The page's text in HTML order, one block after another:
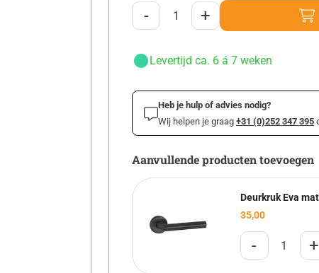
- +
Levertijd ca. 6 á 7 weken
Heb je hulp of advies nodig?
Wij helpen je graag +31 (0)252 347 395
Aanvullende producten toevoegen
Deurkruk Eva
35,00
- +